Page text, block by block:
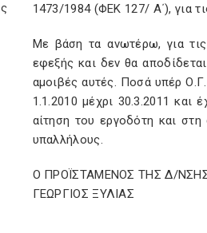
1473/1984 (ΦΕΚ 127/ Α΄), για
Με βάση τα ανωτέρω, για τις
εφεξής και δεν θα
αμοιβές αυτές. Ποσά υπέρ
1.1.2010 μέχρι 30.3.2011 και
αίτηση του εργοδότη και
υπαλλήλους.
Ο ΠΡΟΪΣΤΑΜΕΝΟΣ ΤΗΣ Δ/ΝΣΗΣ
ΓΕΩΡΓΙΟΣ ΞΥΛΙΑΣ